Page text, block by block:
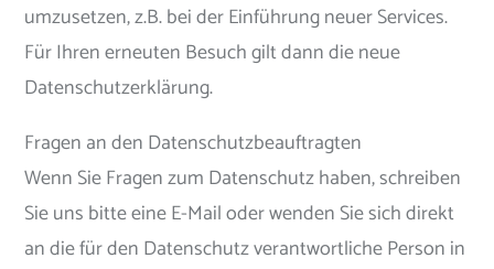
umzusetzen, z.B. bei der Einführung neuer Services.
Für Ihren erneuten Besuch gilt dann die neue
Datenschutzerklärung.
Fragen an den Datenschutzbeauftragten
Wenn Sie Fragen zum Datenschutz haben, schreiben
Sie uns bitte eine E-Mail oder wenden Sie sich direkt
an die für den Datenschutz verantwortliche Person in